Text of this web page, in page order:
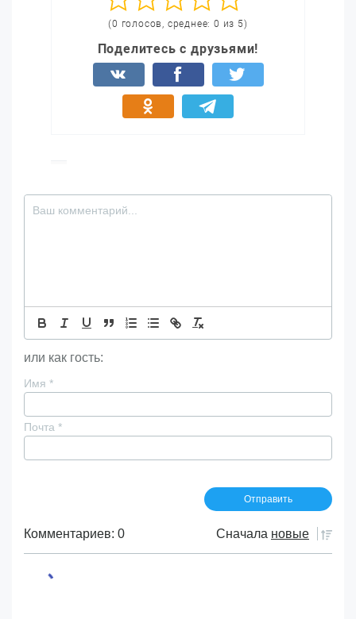
(0 голосов, среднее: 0 из 5)
Поделитесь с друзьями!
или как гость:
Имя *
Почта *
Комментариев: 0 Сначала новые